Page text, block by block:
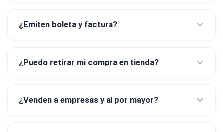
¿Emiten boleta y factura?
¿Puedo retirar mi compra en tienda?
¿Venden a empresas y al por mayor?